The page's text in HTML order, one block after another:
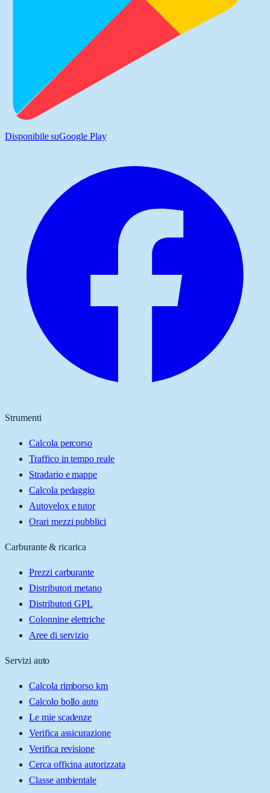
Disponibile suGoogle Play
Strumenti
Calcola percorso
Traffico in tempo reale
Stradario e mappe
Calcola pedaggio
Autovelox e tutor
Orari mezzi pubblici
Carburante & ricarica
Prezzi carburante
Distributori metano
Distributori GPL
Colonnine elettriche
Aree di servizio
Servizi auto
Calcola rimborso km
Calcolo bollo auto
Le mie scadenze
Verifica assicurazione
Verifica revisione
Cerca officina autorizzata
Classe ambientale